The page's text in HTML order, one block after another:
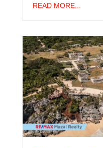
READ MORE...